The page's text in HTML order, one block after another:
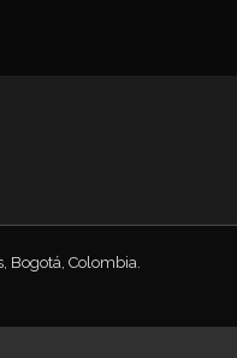
Bogotá, Colombia.